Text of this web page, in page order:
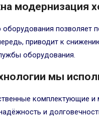
модернизация
позволяет
приводит к
оборудования.
мы
комплектующие и
и